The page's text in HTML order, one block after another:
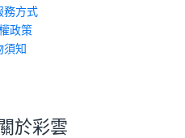
務方式
政策
須知
於彩雲